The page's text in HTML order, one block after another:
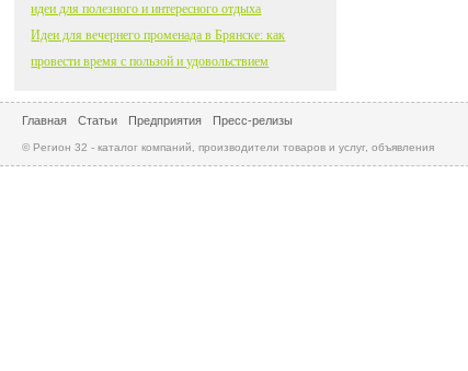
идеи для полезного и интересного отдыха
Идеи для вечернего променада в Брянске: как
провести время с пользой и удовольствием
Главная Статьи Предприятия Пресс-релизы
© Регион 32 - каталог компаний, производители товаров и услуг, объявления